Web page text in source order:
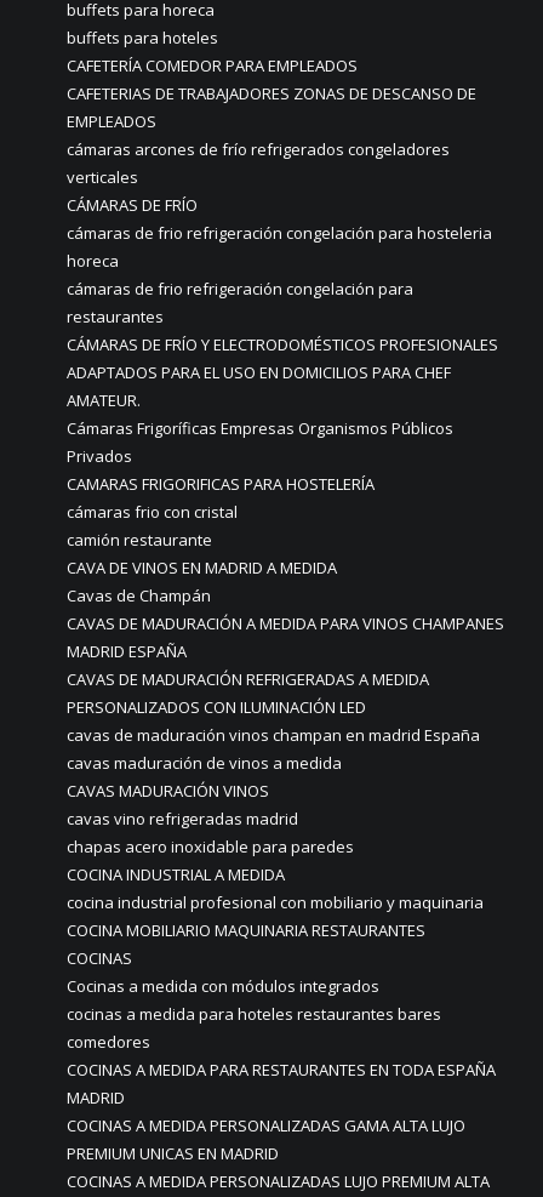
buffets para horeca
buffets para hoteles
CAFETERÍA COMEDOR PARA EMPLEADOS
CAFETERIAS DE TRABAJADORES ZONAS DE DESCANSO DE
EMPLEADOS
cámaras arcones de frío refrigerados congeladores
verticales
CÁMARAS DE FRÍO
cámaras de frio refrigeración congelación para hosteleria
horeca
cámaras de frio refrigeración congelación para
restaurantes
CÁMARAS DE FRÍO Y ELECTRODOMÉSTICOS PROFESIONALES
ADAPTADOS PARA EL USO EN DOMICILIOS PARA CHEF
AMATEUR.
Cámaras Frigoríficas Empresas Organismos Públicos
Privados
CAMARAS FRIGORIFICAS PARA HOSTELERÍA
cámaras frio con cristal
camión restaurante
CAVA DE VINOS EN MADRID A MEDIDA
Cavas de Champán
CAVAS DE MADURACIÓN A MEDIDA PARA VINOS CHAMPANES
MADRID ESPAÑA
CAVAS DE MADURACIÓN REFRIGERADAS A MEDIDA
PERSONALIZADOS CON ILUMINACIÓN LED
cavas de maduración vinos champan en madrid España
cavas maduración de vinos a medida
CAVAS MADURACIÓN VINOS
cavas vino refrigeradas madrid
chapas acero inoxidable para paredes
COCINA INDUSTRIAL A MEDIDA
cocina industrial profesional con mobiliario y maquinaria
COCINA MOBILIARIO MAQUINARIA RESTAURANTES
COCINAS
Cocinas a medida con módulos integrados
cocinas a medida para hoteles restaurantes bares
comedores
COCINAS A MEDIDA PARA RESTAURANTES EN TODA ESPAÑA
MADRID
COCINAS A MEDIDA PERSONALIZADAS GAMA ALTA LUJO
PREMIUM UNICAS EN MADRID
COCINAS A MEDIDA PERSONALIZADAS LUJO PREMIUM ALTA